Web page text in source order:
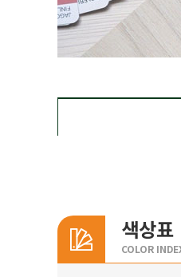
색상표
COLOR